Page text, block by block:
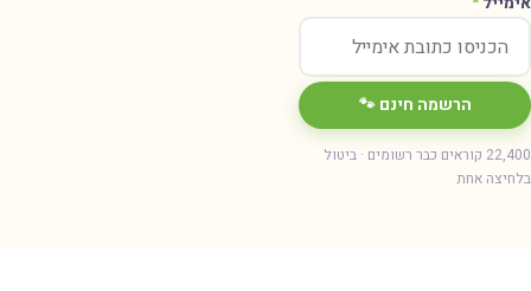
הרשמה חינם 🐾
22,400 קוראים כבר רשומים · ביטול
אחת